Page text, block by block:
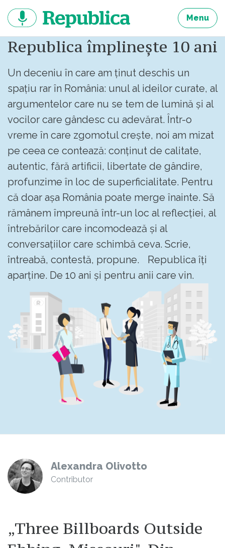
continut
Menu
Republica împlinește 10 ani
Un deceniu în care am ținut deschis un
spațiu rar în România: unul al ideilor curate, al
argumentelor care nu se tem de lumină și al
vocilor care gândesc cu adevărat. Într-o
vreme în care zgomotul crește, noi am mizat
pe ceea ce contează: conținut de calitate,
autentic, fără artificii, libertate de gândire,
profunzime în loc de superficialitate. Pentru
că doar așa România poate merge înainte. Să
rămânem împreună într-un loc al reflecției, al
întrebărilor care incomodează și al
conversațiilor care schimbă ceva. Scrie,
întreabă, contestă, propune. Republica îți
aparține. De 10 ani și pentru anii care vin.
Alexandra Olivotto
Contributor
„Three Billboards Outside